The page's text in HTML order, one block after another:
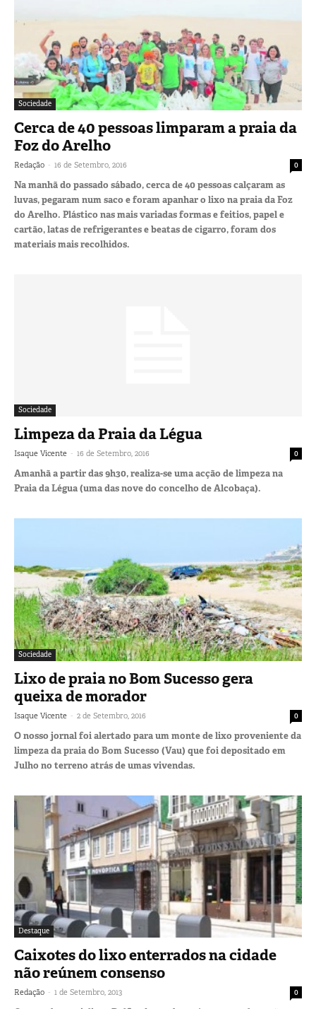
Sociedade
Cerca de 40 pessoas limparam a praia da
Foz do Arelho
Redação - 16 de Setembro, 2016 0
Na manhã do passado sábado, cerca de 40 pessoas calçaram as
luvas, pegaram num saco e foram apanhar o lixo na praia da Foz
do Arelho. Plástico nas mais variadas formas e feitios, papel e
cartão, latas de refrigerantes e beatas de cigarro, foram dos
materiais mais recolhidos.
Sociedade
Limpeza da Praia da Légua
Isaque Vicente - 16 de Setembro, 2016 0
Amanhã a partir das 9h30, realiza-se uma acção de limpeza na
Praia da Légua (uma das nove do concelho de Alcobaça).
Sociedade
Lixo de praia no Bom Sucesso gera
queixa de morador
Isaque Vicente - 2 de Setembro, 2016 0
O nosso jornal foi alertado para um monte de lixo proveniente da
limpeza da praia do Bom Sucesso (Vau) que foi depositado em
Julho no terreno atrás de umas vivendas.
Destaque
Caixotes do lixo enterrados na cidade
não reúnem consenso
Redação - 1 de Setembro, 2013 0